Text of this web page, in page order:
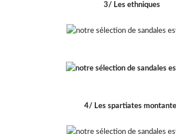
3/ Les ethniques
4/ Les spartiates